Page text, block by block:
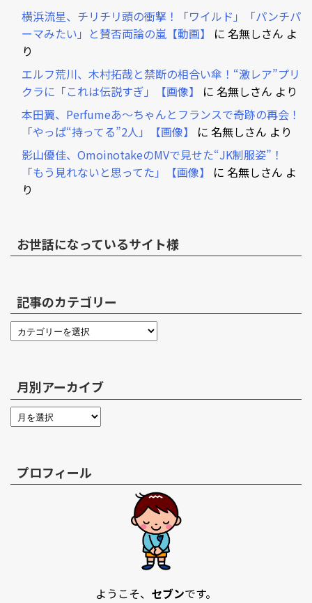
横浜流星、チリチリ頭の衝撃！「ワイルド」「パンチパ
ーマみたい」と賛否両論の嵐【動画】
に 名無しさん よ
り
エルフ荒川、木村拓哉と禁断の相合い傘！“激レア”プリ
クラに「これは伝説すぎ」【画像】
に 名無しさん より
本田翼、Perfumeあ～ちゃんとフランスで奇跡の再会！
「やっぱ“持ってる”2人」【画像】
に 名無しさん より
影山優佳、OmoinotakeのMVで見せた“JK制服姿”！
「もう見れないと思ってた」【画像】
に 名無しさん よ
り
お世話になっているサイト様
記事のカテゴリー
月別アーカイブ
プロフィール
ようこそ、 セブンです。